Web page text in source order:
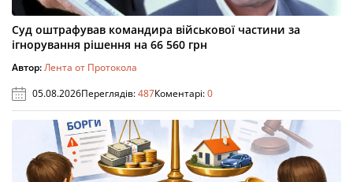
Суд оштрафував командира військової частини за
ігнорування рішення на 66 560 грн
Автор:Лента от Протокола
05.08.2026Переглядів:487Коментарі:0